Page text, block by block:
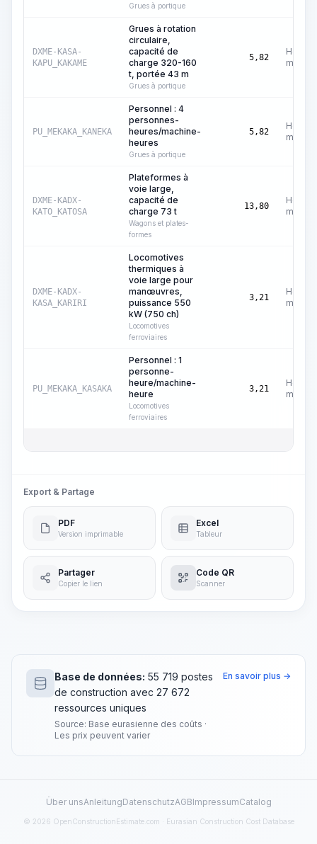
Grues à portique
DXME-KASA-
KAPU_KAKAME
Grues à rotation
circulaire,
capacité de
charge 320-160
t, portée 43 m
Grues à portique
5,82
Heures
PU_MEKAKA_KANEKA
Personnel : 4
personnes-
heures/machine-
heures
Grues à portique
5,82
Heures
DXME-KADX-
KATO_KATOSA
Plateformes à
voie large,
capacité de
charge 73 t
Wagons et plates-
formes
13,80
Heures
DXME-KADX-
KASA_KARIRI
Locomotives
thermiques à
voie large pour
manœuvres,
puissance 550
kW (750 ch)
Locomotives
ferroviaires
3,21
Heures
PU_MEKAKA_KASAKA
Personnel : 1
personne-
heure/machine-
heure
Locomotives
ferroviaires
3,21
Heures
Export & Partage
PDF
Version imprimable
Excel
Tableur
Partager
Copier le lien
Code QR
Scanner
Base de données: 55 719 postes
de construction avec 27 672
ressources uniques
Source: Base eurasienne des coûts ·
Les prix peuvent varier
En savoir plus →
Über unsAnleitungDatenschutzAGBImpressumCatalog
© 2026 OpenConstructionEstimate.com · Eurasian Construction Cost Database